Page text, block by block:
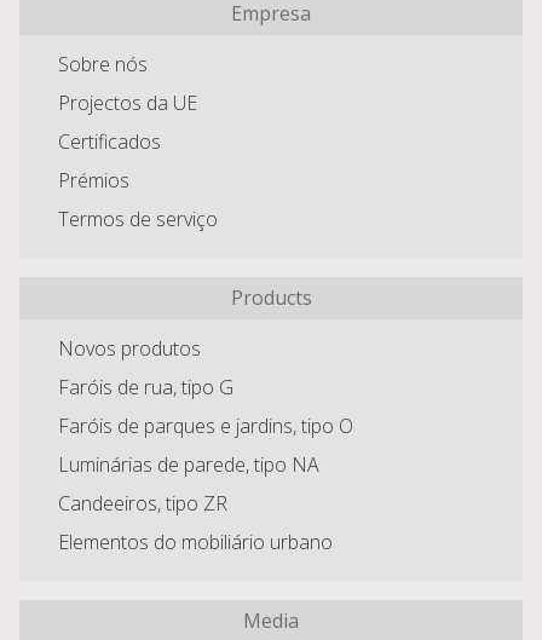
Empresa
Sobre nós
Projectos da UE
Certificados
Prémios
Termos de serviço
Products
Novos produtos
Faróis de rua, tipo G
Faróis de parques e jardins, tipo O
Luminárias de parede, tipo NA
Candeeiros, tipo ZR
Elementos do mobiliário urbano
Media